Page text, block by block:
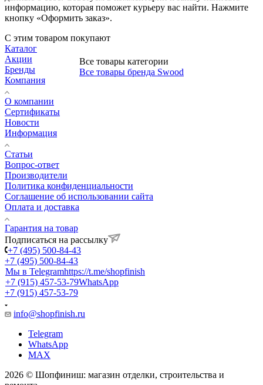
информацию, которая поможет курьеру вас найти. Нажмите
кнопку «Оформить заказ».
С этим товаром покупают
Все товары категории
Все товары бренда Swood
Каталог
Акции
Бренды
Компания
О компании
Сертификаты
Новости
Информация
Статьи
Вопрос-ответ
Производители
Политика конфиденциальности
Соглашение об использовании сайта
Оплата и доставка
Гарантия на товар
Подписаться на рассылку
+7 (495) 500-84-43
+7 (495) 500-84-43
Мы в Telegramhttps://t.me/shopfinish
+7 (915) 457-53-79WhatsApp
+7 (915) 457-53-79
info@shopfinish.ru
Telegram
WhatsApp
MAX
2026 © Шопфиниш: магазин отделки, строительства и